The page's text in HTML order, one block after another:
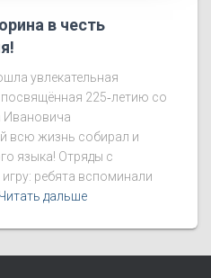
в честь
увлекательная
225‑летию со
Ивановича
всю жизнь собирал и
языка! Отряды с
ребята вспоминали
Читать дальше